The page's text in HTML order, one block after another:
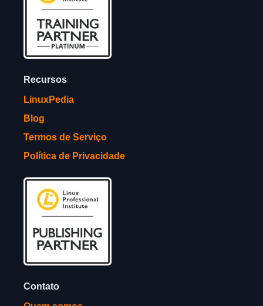
Recursos
LinuxPedia
Blog
Termos de Serviço
Política de Privacidade
Contato